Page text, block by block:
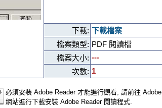
下載: 下載檔案
檔案類型: PDF 閱讀檔
檔案大小: ---
次數: 1
必須安裝 Adobe Reader 才能進行觀看, 請前往 Adobe
網站進行下載安裝 Adobe Reader 閱讀程式.